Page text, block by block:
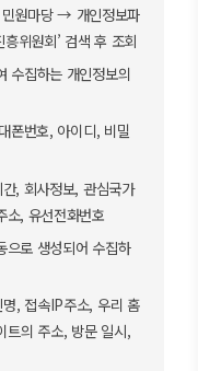
원마당 → 개인정보파
위원회’ 검색 후 조회
수집하는 개인정보의
폰번호, 아이디, 비밀
, 회사정보, 관심국가
소, 유선전화번호
로 생성되어 수집하
, 접속IP주소, 우리 홈
트의 주소, 방문 일시,